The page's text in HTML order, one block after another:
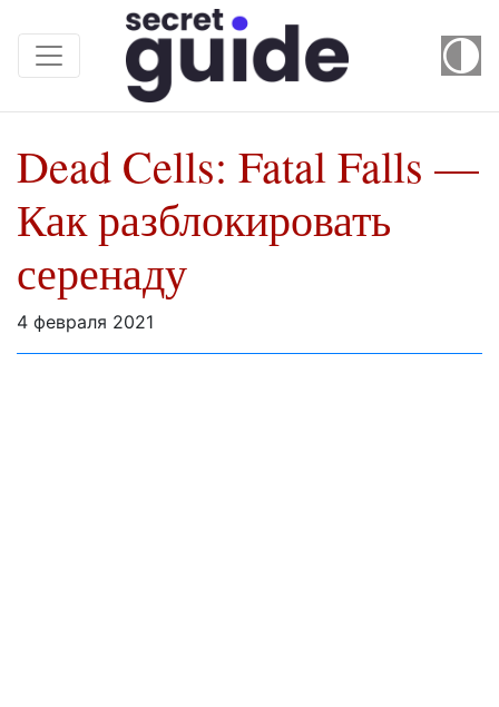
Dead Cells: Fatal Falls —
Как разблокировать
серенаду
4 февраля 2021